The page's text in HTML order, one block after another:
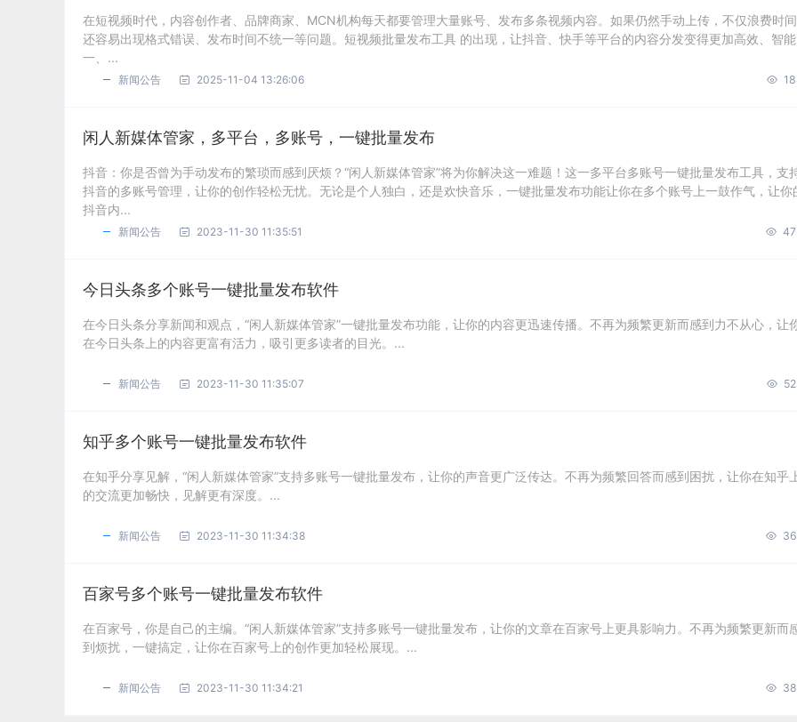
在短视频时代，内容创作者、品牌商家、MCN机构每天都要管理大量账号、发布多条视频内容。如果仍然手动上传，不仅浪费时
还容易出现格式错误、发布时间不统一等问题。短视频批量发布工具 的出现，让抖音、快手等平台的内容分发变得更加高效、智
一、...
新闻公告 2025-11-04 13:26:06
闲人新媒体管家，多平台，多账号，一键批量发布
抖音：你是否曾为手动发布的繁琐而感到厌烦？“闲人新媒体管家”将为你解决这一难题！这一多平台多账号一键批量发布工具，支
抖音的多账号管理，让你的创作轻松无忧。无论是个人独白，还是欢快音乐，一键批量发布功能让你在多个账号上一鼓作气，让你
抖音内...
新闻公告 2023-11-30 11:35:51
今日头条多个账号一键批量发布软件
在今日头条分享新闻和观点，“闲人新媒体管家”一键批量发布功能，让你的内容更迅速传播。不再为频繁更新而感到力不从心，让
在今日头条上的内容更富有活力，吸引更多读者的目光。...
新闻公告 2023-11-30 11:35:07
知乎多个账号一键批量发布软件
在知乎分享见解，“闲人新媒体管家”支持多账号一键批量发布，让你的声音更广泛传达。不再为频繁回答而感到困扰，让你在知乎
的交流更加畅快，见解更有深度。...
新闻公告 2023-11-30 11:34:38
百家号多个账号一键批量发布软件
在百家号，你是自己的主编。“闲人新媒体管家”支持多账号一键批量发布，让你的文章在百家号上更具影响力。不再为频繁更新而
到烦扰，一键搞定，让你在百家号上的创作更加轻松展现。...
新闻公告 2023-11-30 11:34:21